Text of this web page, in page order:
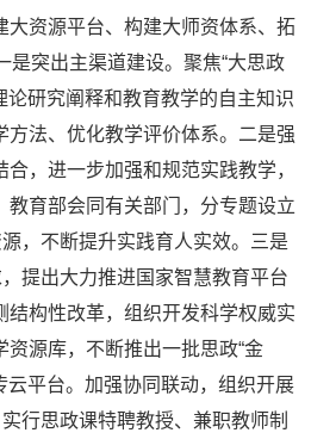
大资源平台、构建大师资体系、拓
突出主渠道建设。聚焦“大思政
论研究阐释和教育教学的自主知识
法、优化教学评价体系。二是强
，进一步加强和规范实践教学，
育部会同有关部门，分专题设立
，不断提升实践育人实效。三是
提出大力推进国家智慧教育平台
构性改革，组织开发科学权威实
源库，不断推出一批思政“金
云平台。加强协同联动，组织开展
行思政课特聘教授、兼职教师制